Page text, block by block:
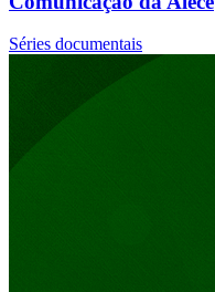
Séries documentais